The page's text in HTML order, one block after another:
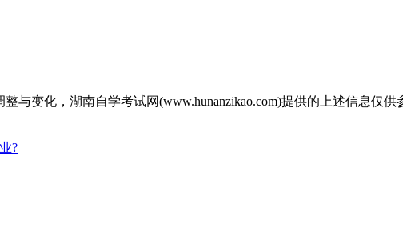
与变化，湖南自学考试网(www.hunanzikao.com)提供的上述信息仅
?